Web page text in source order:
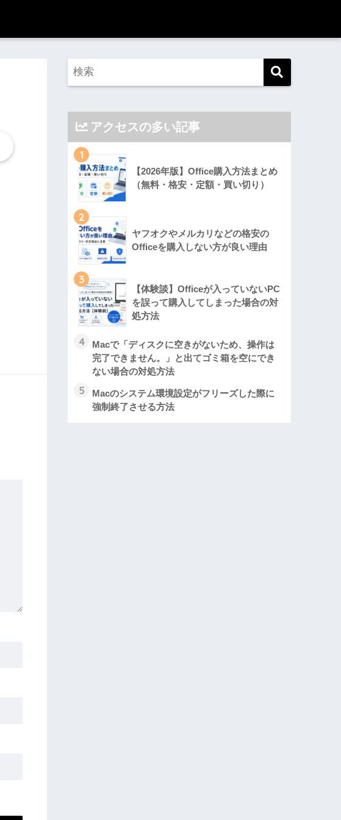
アクセスの多い記事
1
【2026年版】Office購入方法まとめ
（無料・格安・定額・買い切り）
2
ヤフオクやメルカリなどの格安の
Officeを購入しない方が良い理由
3
【体験談】Officeが入っていないPC
を誤って購入してしまった場合の対
処方法
4
Macで「ディスクに空きがないため、操作は
完了できません。」と出てゴミ箱を空にでき
ない場合の対処方法
5
Macのシステム環境設定がフリーズした際に
強制終了させる方法